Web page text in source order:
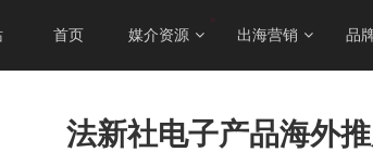
首页 媒介资源 出海营销 品
法新社电子产品海外